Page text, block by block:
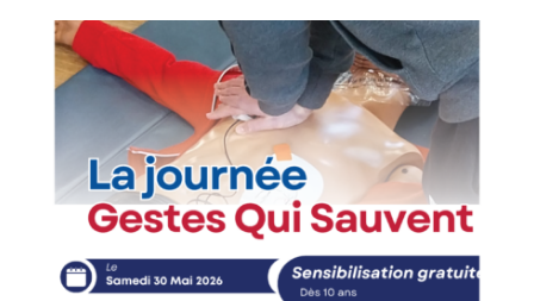
Agenda
Recherche